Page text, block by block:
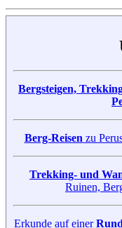
Bergsteigen,
Berg-Reisen zu
Trekking- und
Ruinen,
Erkunde auf einer